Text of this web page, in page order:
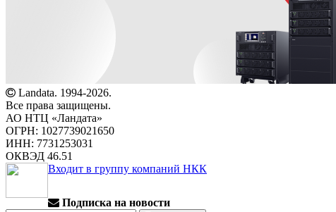
Landata. 1994-2026.
Все права защищены.
АО НТЦ «Ландата»
ОГРН: 1027739021650
ИНН: 7731253031
ОКВЭД 46.51
Входит в группу компаний НКК
Подписка на новости